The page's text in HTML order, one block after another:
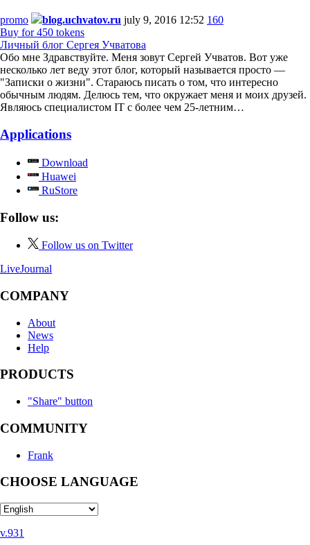
promo blog.uchvatov.ru july 9, 2016 12:52 160
Buy for 450 tokens
Личный блог Сергея Учватова
Обо мне Здравствуйте. Меня зовут Сергей Учватов. Вот уже
несколько лет веду этот блог, который называется просто —
"Записки о жизни". Стараюсь писать о том, что интересно
обычным людям. Делюсь тем, что окружает меня и моих друзей.
Являюсь специалистом IT с более чем 25-летним…
Applications
Download
Huawei
RuStore
Follow us:
Follow us on Twitter
LiveJournal
COMPANY
About
News
Help
PRODUCTS
"Share" button
COMMUNITY
Frank
CHOOSE LANGUAGE
v.931